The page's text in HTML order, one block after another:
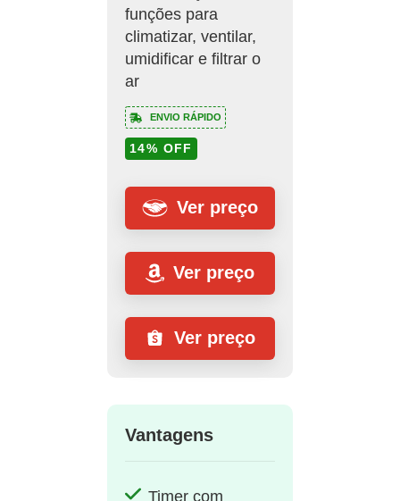
funções para
climatizar, ventilar,
umidificar e filtrar o
ar
ENVIO RÁPIDO
14% OFF
Ver preço
Ver preço
Ver preço
Vantagens
Timer com